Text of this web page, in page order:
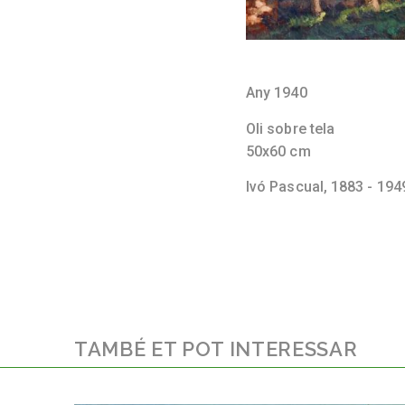
Any 1940
Oli sobre tela
50x60 cm
Ivó Pascual, 1883 -
TAMBÉ ET POT INTERESSAR